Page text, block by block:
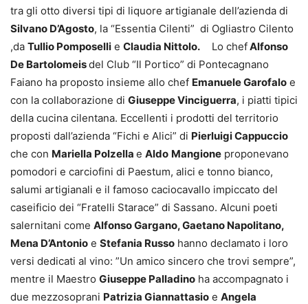
tra gli otto diversi tipi di liquore artigianale dell’azienda di
Silvano D’Agosto, la “Essentia Cilenti” di Ogliastro Cilento
,da Tullio Pomposelli e Claudia Nittolo. Lo chefAlfonso
De Bartolomeisdel Club “Il Portico” di Pontecagnano
Faiano ha proposto insieme allo chef Emanuele Garofalo e
con la collaborazione di Giuseppe Vinciguerra, i piatti tipici
della cucina cilentana. Eccellenti i prodotti del territorio
proposti dall’azienda “Fichi e Alici” di Pierluigi Cappuccio
che con Mariella Polzella e Aldo Mangione proponevano
pomodori e carciofini di Paestum, alici e tonno bianco,
salumi artigianali e il famoso caciocavallo impiccato del
caseificio dei “Fratelli Starace” di Sassano. Alcuni poeti
salernitani come Alfonso Gargano, Gaetano Napolitano,
Mena D’Antonio e Stefania Russo hanno declamato i loro
versi dedicati al vino: ”Un amico sincero che trovi sempre”,
mentre il Maestro Giuseppe Palladino ha accompagnato i
due mezzosoprani Patrizia Giannattasio e Angela